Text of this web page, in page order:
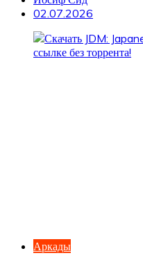
02.07.2026
Аркады